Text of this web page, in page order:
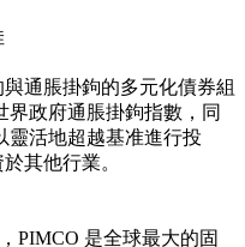
通脹掛鉤的多元化債券組
政府通脹掛鉤指數，同
靈活地超越基准進行投
其他行業。
PIMCO 是全球最大的固